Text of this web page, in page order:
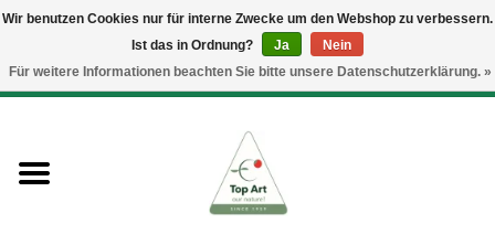
/BGN/DKK /ISK/NOK
0 Artikel - €--,--
Neues
Wir benutzen Cookies nur für interne Zwecke um den Webshop zu verbessern.
Ist das in Ordnung?
Ja
Nein
Für weitere Informationen beachten Sie bitte unsere Datenschutzerklärung. »